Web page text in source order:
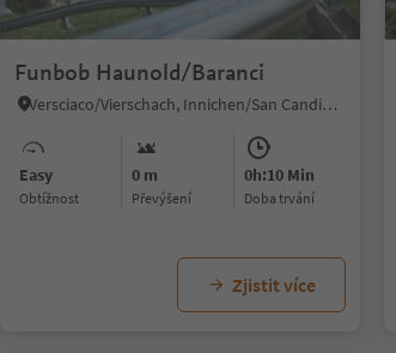
Funbob Haunold/Baranci
Versciaco/Vierschach, Innichen/San Candido, Dolomites Region 3 Zinnen
Easy
Obtížnost
0 m
Převýšení
0h:10 Min
doba trvání
Zjistit více